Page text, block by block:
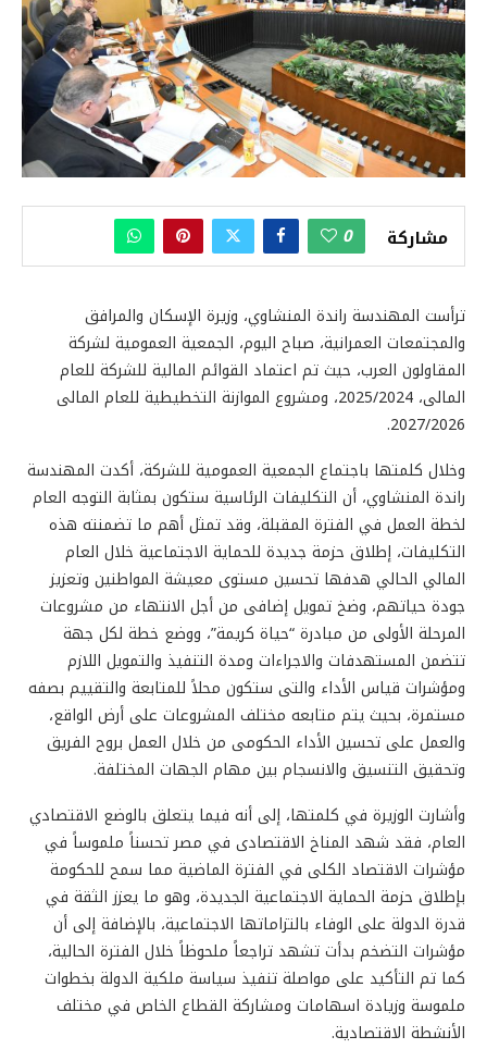
مشاركة 0
ترأست المهندسة راندة المنشاوي، وزيرة الإسكان والمرافق
والمجتمعات العمرانية، صباح اليوم، الجمعية العمومية لشركة
المقاولون العرب، حيث تم اعتماد القوائم المالية للشركة للعام
المالى، 2025/2024، ومشروع الموازنة التخطيطية للعام المالى
2027/2026.
وخلال كلمتها باجتماع الجمعية العمومية للشركة، أكدت المهندسة
راندة المنشاوي، أن التكليفات الرئاسية ستكون بمثابة التوجه العام
لخطة العمل في الفترة المقبلة، وقد تمثل أهم ما تضمنته هذه
التكليفات، إطلاق حزمة جديدة للحماية الاجتماعية خلال العام
المالي الحالي هدفها تحسين مستوى معيشة المواطنين وتعزيز
جودة حياتهم، وضخ تمويل إضافى من أجل الانتهاء من مشروعات
المرحلة الأولى من مبادرة “حياة كريمة”، ووضع خطة لكل جهة
تتضمن المستهدفات والاجراءات ومدة التنفيذ والتمويل اللازم
ومؤشرات قياس الأداء والتى ستكون محلاً للمتابعة والتقييم بصفه
مستمرة، بحيث يتم متابعه مختلف المشروعات على أرض الواقع،
والعمل على تحسين الأداء الحكومى من خلال العمل بروح الفريق
وتحقيق التنسيق والانسجام بين مهام الجهات المختلفة.
وأشارت الوزيرة في كلمتها، إلى أنه فيما يتعلق بالوضع الاقتصادي
العام، فقد شهد المناخ الاقتصادى في مصر تحسناً ملموساً في
مؤشرات الاقتصاد الكلى في الفترة الماضية مما سمح للحكومة
بإطلاق حزمة الحماية الاجتماعية الجديدة، وهو ما يعزز الثقة في
قدرة الدولة على الوفاء بالتزاماتها الاجتماعية، بالإضافة إلى أن
مؤشرات التضخم بدأت تشهد تراجعاً ملحوظاً خلال الفترة الحالية،
كما تم التأكيد على مواصلة تنفيذ سياسة ملكية الدولة بخطوات
ملموسة وزيادة اسهامات ومشاركة القطاع الخاص في مختلف
الأنشطة الاقتصادية.